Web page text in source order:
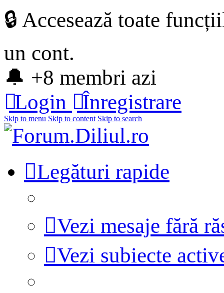
🔒 Accesează toate
un cont.
🔔 +8 membri azi
Login Înregistrare
Skip to menu Skip to content Skip to search
Legături rapide
Vezi mesaje fără
Vezi subiecte